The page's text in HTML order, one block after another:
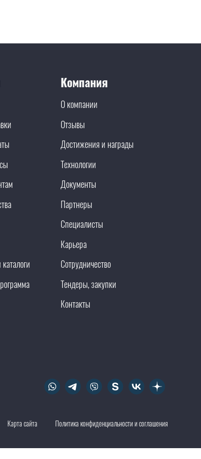
Компания
О компании
Отзывы
Достижения и награды
Технологии
Документы
Партнеры
Специалисты
Карьера
Сотрудничество
Тендеры, закупки
Контакты
Карта сайта
Политика конфиденциальности и соглашения